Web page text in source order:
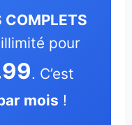
COMPLETS
pour
. C’est
mois !